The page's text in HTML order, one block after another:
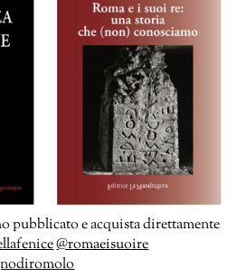
pubblicato e acquista direttamente
@romaeisuoire